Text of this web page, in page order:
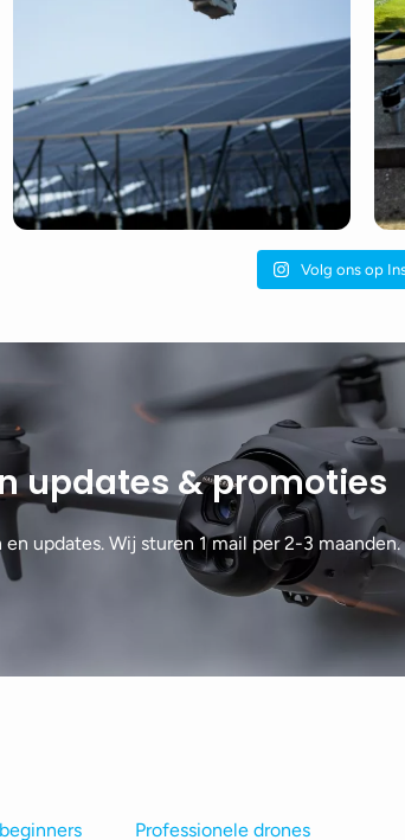
Volg ons op
updates & promoties
updates. Wij sturen 1 mail per 2-3 maanden.
Professionele drones